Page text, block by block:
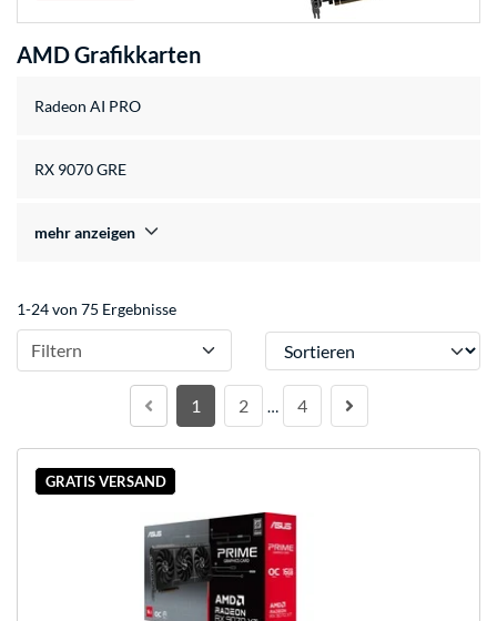
AMD Grafikkarten
Radeon AI PRO
RX 9070 GRE
mehr anzeigen
1-24 von 75 Ergebnisse
Filtern Sortieren
1 2 … 4
GRATIS VERSAND